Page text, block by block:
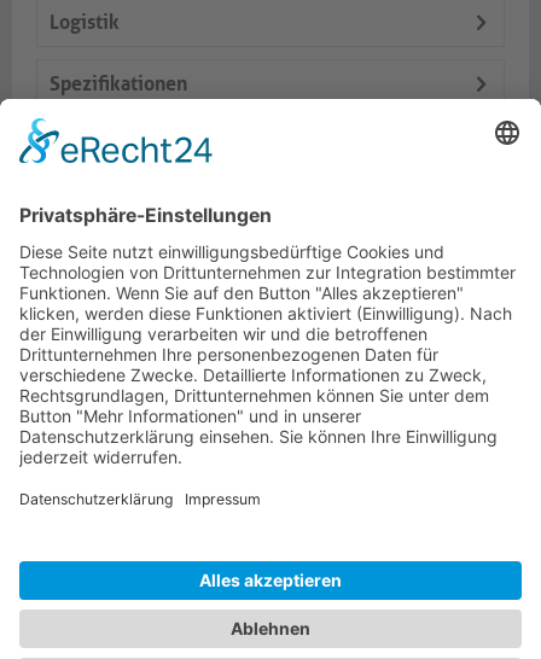
Logistik
Spezifikationen
Lieferumfang
Dokumente
Ähnliche Artikel
HOTLINE
ONEAV.EU
NEWSLETTER